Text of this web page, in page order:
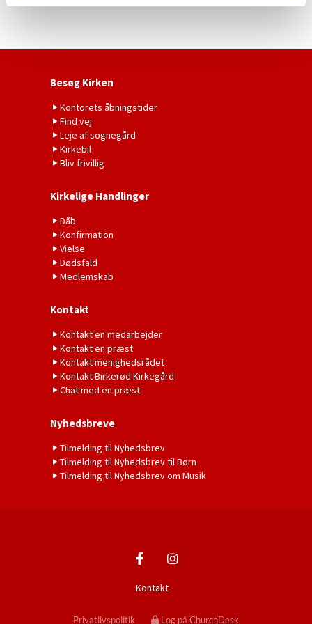
Besøg Kirken
Kontorets åbningstider
Find vej
Leje af sognegård
Kirkebil
Bliv frivillig
Kirkelige Handlinger
Dåb
Konfirmation
Vielse
Dødsfald
Medlemskab
Kontakt
Kontakt en medarbejder
Kontakt en præst
Kontakt menighedsrådet
Kontakt Birkerød Kirkegård
Chat med en præst
Nyhedsbreve
Tilmelding til Nyhedsbrev
Tilmelding til Nyhedsbrev til Børn
Tilmelding til Nyhedsbrev om Musik
Kontakt
Privatlivspolitik Log på ChurchDesk